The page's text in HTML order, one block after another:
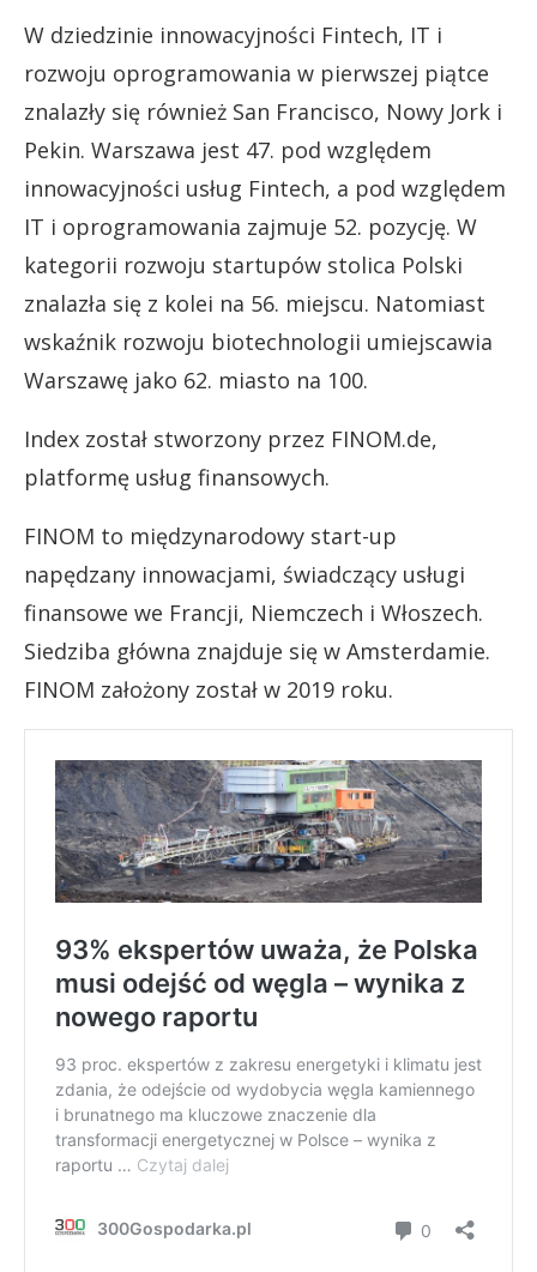
W dziedzinie innowacyjności Fintech, IT i
rozwoju oprogramowania w pierwszej piątce
znalazły się również San Francisco, Nowy Jork i
Pekin. Warszawa jest 47. pod względem
innowacyjności usług Fintech, a pod względem
IT i oprogramowania zajmuje 52. pozycję. W
kategorii rozwoju startupów stolica Polski
znalazła się z kolei na 56. miejscu. Natomiast
wskaźnik rozwoju biotechnologii umiejscawia
Warszawę jako 62. miasto na 100.
Index został stworzony przez FINOM.de,
platformę usług finansowych.
FINOM to międzynarodowy start-up
napędzany innowacjami, świadczący usługi
finansowe we Francji, Niemczech i Włoszech.
Siedziba główna znajduje się w Amsterdamie.
FINOM założony został w 2019 roku.